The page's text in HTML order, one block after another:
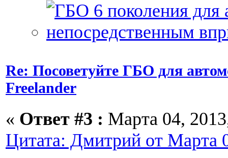
Re: Посоветуйте ГБО для
Freelander
« Ответ #3 : Марта 04,
Цитата: Дмитрий от Марта